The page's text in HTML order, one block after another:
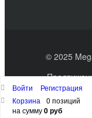
© 2025
Войти
Регистрация
Корзина
0 позиций
на сумму0 руб